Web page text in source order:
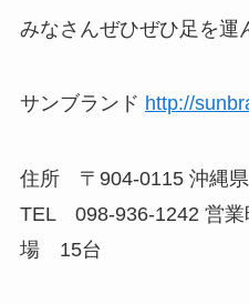
みなさんぜひぜひ足を運
サンブランド http://
住所 〒904-0115 沖縄
TEL 098-936-1242 営
場 15台